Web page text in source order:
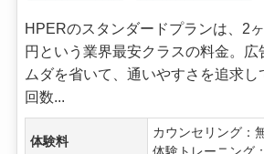
HPERのスタンダードプランは、2
円という業界最安クラスの料金。
ムダを省いて、通いやすさを追求し
回数...
体験料
カウンセリング：